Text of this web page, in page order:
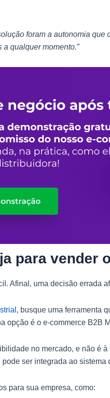
foram a autonomia
qualquer momento.”
para vender
Afinal, uma decisão errada
, busque uma ferramenta
opção é o e-commerce B2B
no mercado, e não é
ser integrada ao
para sua empresa, como: